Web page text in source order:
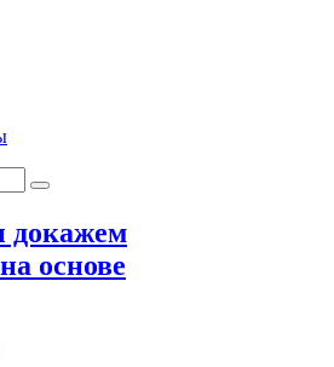
докажем
основе